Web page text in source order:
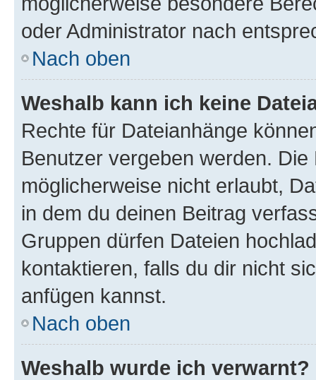
oder Administrator nach
Nach oben
Weshalb kann ich keine
Rechte für Dateianhänge
Benutzer vergeben werden.
möglicherweise nicht erlaubt,
in dem du deinen Beitrag
Gruppen dürfen Dateien
kontaktieren, falls du dir nicht
anfügen kannst.
Nach oben
Weshalb wurde ich verwarnt?